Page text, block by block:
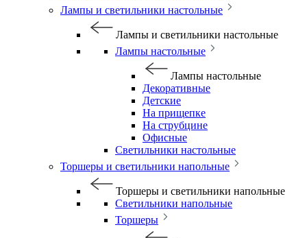
Лампы и светильники настольные
Лампы и светильники настольные
Лампы настольные
Лампы настольные
Декоративные
Детские
На прищепке
На струбцине
Офисные
Светильники настольные
Торшеры и светильники напольные
Торшеры и светильники напольные
Светильники напольные
Торшеры